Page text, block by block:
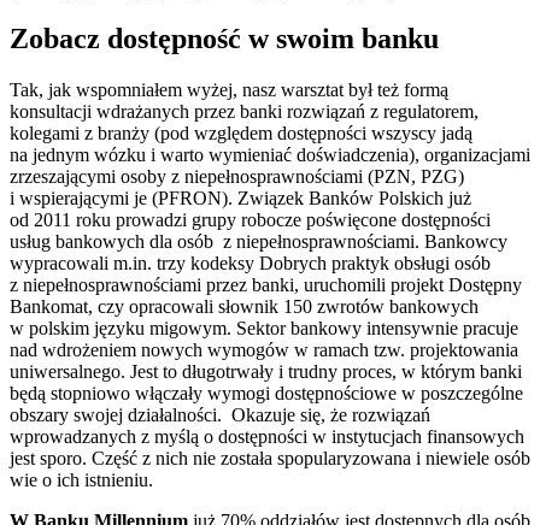
Zobacz dostępność w swoim banku
Tak, jak wspomniałem wyżej, nasz warsztat był też formą
konsultacji wdrażanych przez banki rozwiązań z regulatorem,
kolegami z branży (pod względem dostępności wszyscy jadą
na jednym wózku i warto wymieniać doświadczenia), organizacjami
zrzeszającymi osoby z niepełnosprawnościami (PZN, PZG)
i wspierającymi je (PFRON). Związek Banków Polskich już
od 2011 roku prowadzi grupy robocze poświęcone dostępności
usług bankowych dla osób z niepełnosprawnościami. Bankowcy
wypracowali m.in. trzy kodeksy Dobrych praktyk obsługi osób
z niepełnosprawnościami przez banki, uruchomili projekt Dostępny
Bankomat, czy opracowali słownik 150 zwrotów bankowych
w polskim języku migowym. Sektor bankowy intensywnie pracuje
nad wdrożeniem nowych wymogów w ramach tzw. projektowania
uniwersalnego. Jest to długotrwały i trudny proces, w którym banki
będą stopniowo włączały wymogi dostępnościowe w poszczególne
obszary swojej działalności. Okazuje się, że rozwiązań
wprowadzanych z myślą o dostępności w instytucjach finansowych
jest sporo. Część z nich nie została spopularyzowana i niewiele osób
wie o ich istnieniu.
W Banku Millennium już 70% oddziałów jest dostępnych dla osób